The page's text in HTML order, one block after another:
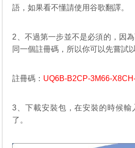
語，如果看不懂請使用谷歌翻譯。
2、不過第一步並不是必須的，因
同一個註冊碼，所以你可以先嘗試
註冊碼： UQ6B-B2CP-3M66-
3、下載安裝包，在安裝的時候輸
了。